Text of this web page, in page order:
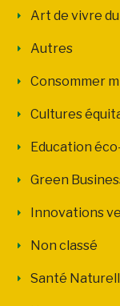
Art de vivre
Autres
Consommer
Cultures
Education
Green
Innovations
Non classé
Santé